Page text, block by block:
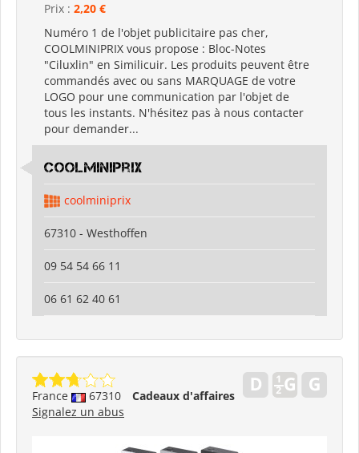
Prix : 2,20 €
Numéro 1 de l'objet publicitaire pas cher,
COOLMINIPRIX vous propose : Bloc-Notes
"Ciluxlin" en Similicuir. Les produits peuvent être
commandés avec ou sans MARQUAGE de votre
LOGO pour une communication par l'objet de
tous les instants. N'hésitez pas à nous contacter
pour demander...
coolminiprix
coolminiprix
67310 - Westhoffen
09 54 54 66 11
06 61 62 40 61
France 67310
Cadeaux d'affaires
Signalez un abus